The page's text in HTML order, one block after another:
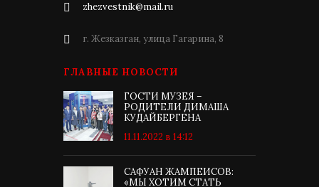
zhezvestnik@mail.ru
г. Жезказган, улица Гагарина, 8
ГЛАВНЫЕ НОВОСТИ
ГОСТИ МУЗЕЯ –
РОДИТЕЛИ ДИМАША
КУДАЙБЕРГЕНА
11.11.2022 в 14:12
САФУАН ЖАМПЕИСОВ:
«МЫ ХОТИМ СТАТЬ